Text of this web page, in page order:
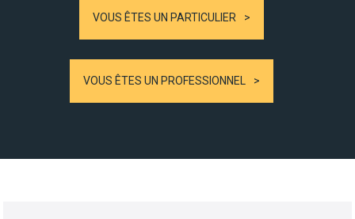
VOUS ÊTES UN PARTICULIER
VOUS ÊTES UN PROFESSIONNEL